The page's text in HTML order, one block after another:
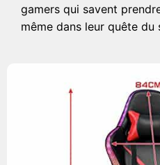
gamers qui savent
même dans leur quête